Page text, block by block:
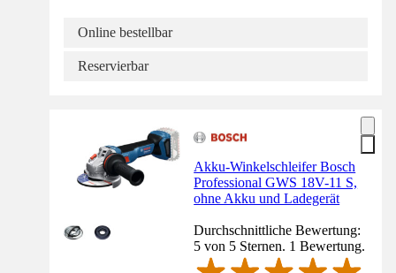
Online bestellbar
Reservierbar
Akku-Winkelschleifer Bosch
Professional GWS 18V-11 S,
ohne Akku und Ladegerät
Durchschnittliche Bewertung:
5 von 5 Sternen. 1 Bewertung.